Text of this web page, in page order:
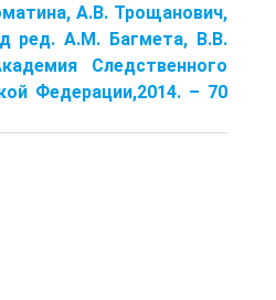
А.В. Трощанович,
ред. А.М. Багмета, В.В.
Следственного
Федерации,2014. – 70